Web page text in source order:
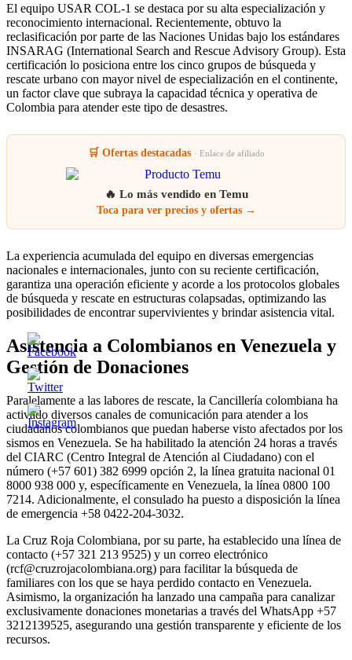
El equipo USAR COL-1 se destaca por su alta especialización y
reconocimiento internacional. Recientemente, obtuvo la
reclasificación por parte de las Naciones Unidas bajo los estándares
INSARAG (International Search and Rescue Advisory Group). Esta
certificación lo posiciona entre los cinco grupos de búsqueda y
rescate urbano con mayor nivel de especialización en el continente,
un factor clave que subraya la capacidad técnica y operativa de
Colombia para atender este tipo de desastres.
🛒 Ofertas destacadas · Enlace de afiliado
🔥 Lo más vendido en Temu
Toca para ver precios y ofertas →
La experiencia acumulada del equipo en diversas emergencias
nacionales e internacionales, junto con su reciente certificación,
garantiza una operación eficiente y acorde a los protocolos globales
de búsqueda y rescate en estructuras colapsadas, optimizando las
posibilidades de encontrar supervivientes y brindar asistencia vital.
Asistencia a Colombianos en Venezuela y
Gestión de Donaciones
Paralelamente a las labores de rescate, la Cancillería colombiana ha
activado diversos canales de comunicación para atender a los
ciudadanos colombianos que puedan haberse visto afectados por los
sismos en Venezuela. Se ha habilitado la atención 24 horas a través
del CIARC (Centro Integral de Atención al Ciudadano) con el
número (+57 601) 382 6999 opción 2, la línea gratuita nacional 01
8000 938 000 y, específicamente en Venezuela, la línea 0800 100
7214. Adicionalmente, el consulado ha puesto a disposición la línea
de emergencia +58 0422-204-3032.
La Cruz Roja Colombiana, por su parte, ha establecido una línea de
contacto (+57 321 213 9525) y un correo electrónico
(rcf@cruzrojacolombiana.org) para facilitar la búsqueda de
familiares con los que se haya perdido contacto en Venezuela.
Asimismo, la organización ha lanzado una campaña para canalizar
exclusivamente donaciones monetarias a través del WhatsApp +57
3212139525, asegurando una gestión transparente y eficiente de los
recursos.